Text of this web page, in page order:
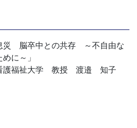
災 脳卒中との共存 ～不自由な
に～」
福祉大学 教授 渡邉 知子